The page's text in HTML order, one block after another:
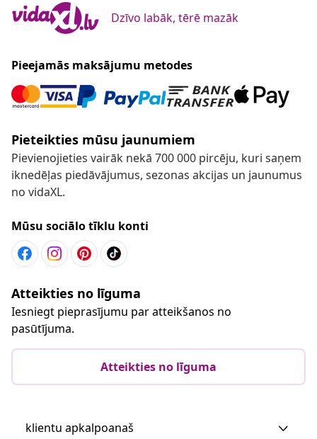
Dzīvo labāk, tērē mazāk
Pieejamās maksājumu metodes
Pieteikties mūsu jaunumiem
Pievienojieties vairāk nekā 700 000 pircēju, kuri saņem
iknedēļas piedāvājumus, sezonas akcijas un jaunumus
no vidaXL.
Mūsu sociālo tīklu konti
Atteikties no līguma
Iesniegt pieprasījumu par atteikšanos no
pasūtījuma.
Atteikties no līguma
klientu apkalpoanaš